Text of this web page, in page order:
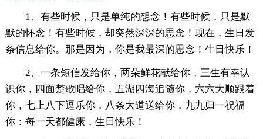
1、有些时候，只是单纯的想念！有些时候，只是默
默的怀念！有些时候，却突然深深的思念！现在，生日发
条信息给你。那是因为，你是我最深的思念！生日快乐！
2、一条短信发给你，两朵鲜花献给你，三生有幸认
识你，四面楚歌唱给你，五湖四海追随你，六六大顺跟着
你，七上八下逗乐你，八条大道送给你，九九归一祝福
你：每一天都健康，生日快乐！